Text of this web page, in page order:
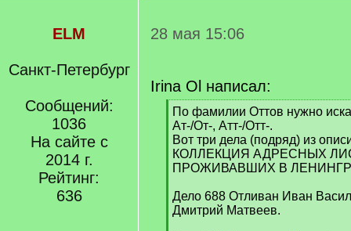
ELM
Санкт-Петербург
Сообщений:
1036
На сайте с
2014 г.
Рейтинг:
636
28 мая 15:06
Irina Ol написал:
[
q
]
По фамилии Оттов нужно
Ат-/От-, Атт-/Отт-.
Вот три дела (подряд) из
КОЛЛЕКЦИЯ АДРЕСНЫХ
ПРОЖИВАВШИХ В
Дело 688 Отливан Иван
Дмитрий Матвеев.